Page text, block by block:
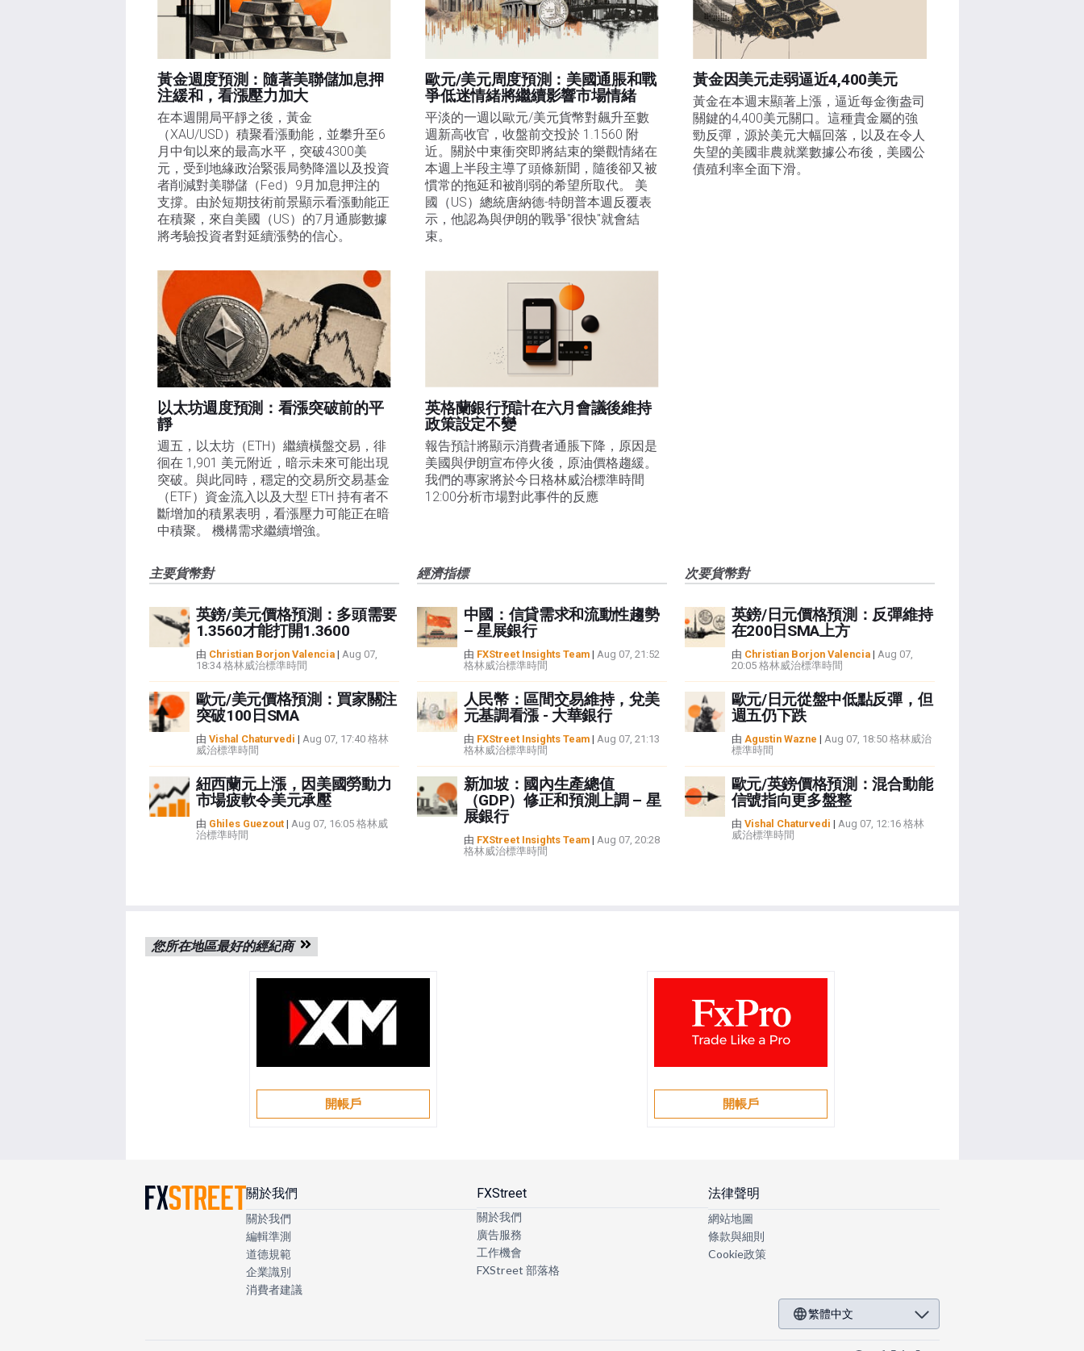
黃金週度預測：隨著美聯儲加息押
注緩和，看漲壓力加大
在本週開局平靜之後，黃金
（XAU/USD）積聚看漲動能，並攀升至6
月中旬以來的最高水平，突破4300美
元，受到地緣政治緊張局勢降溫以及投資
者削減對美聯儲（Fed）9月加息押注的
支撐。由於短期技術前景顯示看漲動能正
在積聚，來自美國（US）的7月通膨數據
將考驗投資者對延續漲勢的信心。
歐元/美元周度預測：美國通脹和戰
爭低迷情緒將繼續影響市場情緒
平淡的一週以歐元/美元貨幣對飆升至數
週新高收官，收盤前交投於 1.1560 附
近。關於中東衝突即將結束的樂觀情緒在
本週上半段主導了頭條新聞，隨後卻又被
慣常的拖延和被削弱的希望所取代。 美
國（US）總統唐納德-特朗普本週反覆表
示，他認為與伊朗的戰爭"很快"就會結
束。
黃金因美元走弱逼近4,400美元
黃金在本週末顯著上漲，逼近每金衡盎司
關鍵的4,400美元關口。這種貴金屬的強
勁反彈，源於美元大幅回落，以及在令人
失望的美國非農就業數據公布後，美國公
債殖利率全面下滑。
以太坊週度預測：看漲突破前的平
靜
週五，以太坊（ETH）繼續橫盤交易，徘
徊在 1,901 美元附近，暗示未來可能出現
突破。與此同時，穩定的交易所交易基金
（ETF）資金流入以及大型 ETH 持有者不
斷增加的積累表明，看漲壓力可能正在暗
中積聚。 機構需求繼續增強。
英格蘭銀行預計在六月會議後維持
政策設定不變
報告預計將顯示消費者通脹下降，原因是
美國與伊朗宣布停火後，原油價格趨緩。
我們的專家將於今日格林威治標準時間
12:00分析市場對此事件的反應
主要貨幣對
英鎊/美元價格預測：多頭需要
1.3560才能打開1.3600
由 Christian Borjon Valencia| Aug 07,
18:34 格林威治標準時間
歐元/美元價格預測：買家關注
突破100日SMA
由 Vishal Chaturvedi | Aug 07, 17:40 格林
威治標準時間
紐西蘭元上漲，因美國勞動力
市場疲軟令美元承壓
由 Ghiles Guezout| Aug 07, 16:05 格林威
治標準時間
經濟指標
中國：信貸需求和流動性趨勢
– 星展銀行
由 FXStreet Insights Team| Aug 07, 21:52
格林威治標準時間
人民幣：區間交易維持，兌美
元基調看漲 - 大華銀行
由 FXStreet Insights Team| Aug 07, 21:13
格林威治標準時間
新加坡：國內生產總值
（GDP）修正和預測上調 – 星
展銀行
由 FXStreet Insights Team| Aug 07, 20:28
格林威治標準時間
次要貨幣對
英鎊/日元價格預測：反彈維持
在200日SMA上方
由 Christian Borjon Valencia| Aug 07,
20:05 格林威治標準時間
歐元/日元從盤中低點反彈，但
週五仍下跌
由 Agustin Wazne | Aug 07, 18:50 格林威治
標準時間
歐元/英鎊價格預測：混合動能
信號指向更多盤整
由 Vishal Chaturvedi | Aug 07, 12:16 格林
威治標準時間
您所在地區最好的經紀商
開帳戶 開帳戶
關於我們
關於我們
編輯準測
道德規範
企業識別
消費者建議
FXStreet
關於我們
廣告服務
工作機會
FXStreet 部落格
法律聲明
網站地圖
條款與細則
Cookie政策
繁體中文